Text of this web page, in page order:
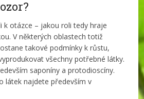
k otázce – jakou roli tedy hraje
V některých oblastech totiž
takové podmínky k růstu,
všechny potřebné látky.
saponíny a protodioscíny.
látek najdete především v